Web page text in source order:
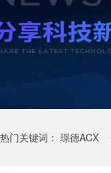
热门关键词： 璟德ACX